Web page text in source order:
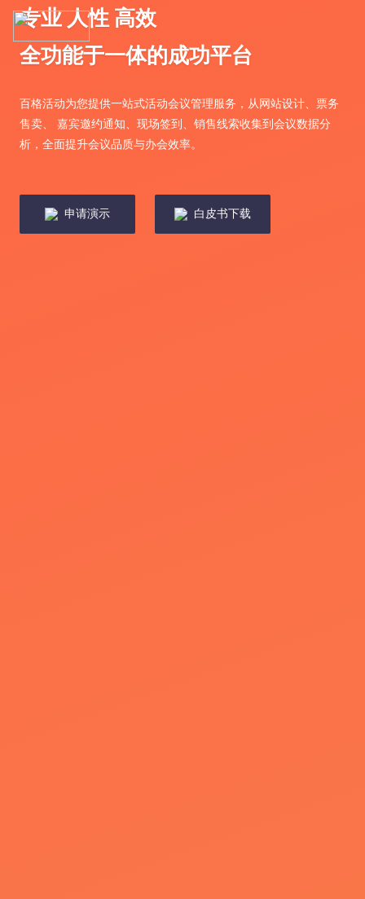
专业 人性 高效
全功能于一体的成功平台
百格活动为您提供一站式活动会议管理服务，从网站设计、票务
售卖、 嘉宾邀约通知、现场签到、销售线索收集到会议数据分
析，全面提升会议品质与办会效率。
申请演示 白皮书下载